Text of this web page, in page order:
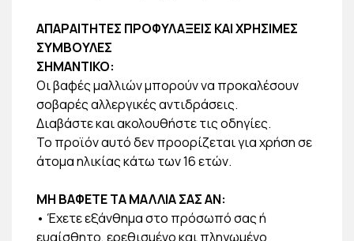
ΑΠΑΡΑΙΤΗΤΕΣ ΠΡΟΦΥΛΑΞΕΙΣ ΚΑΙ ΧΡΗΣΙΜΕΣ
ΣΥΜΒΟΥΛΕΣ
ΣΗΜΑΝΤΙΚΟ:
Οι βαφές μαλλιών μπορούν να προκαλέσουν
σοβαρές αλλεργικές αντιδράσεις.
Διαβάστε και ακολουθήστε τις οδηγίες.
Το προϊόν αυτό δεν προορίζεται για χρήση σε
άτομα ηλικίας κάτω των 16 ετών.
ΜΗ ΒΑΦΕΤΕ ΤΑ ΜΑΛΛΙΑ ΣΑΣ ΑΝ:
• Έχετε εξάνθημα στο πρόσωπό σας ή
ευαίσθητο, ερεθισμένο και πληγωμένο